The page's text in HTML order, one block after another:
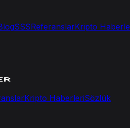
SSSReferanslarKripto
Kripto HaberleriSözlük